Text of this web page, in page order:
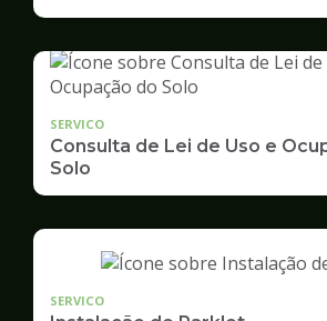
SERVICO
Consulta de Lei de Uso e
Solo
SERVICO